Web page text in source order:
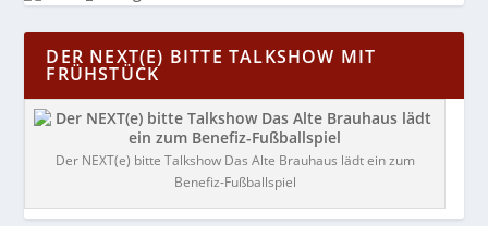
DER NEXT(E) BITTE TALKSHOW MIT
FRÜHSTÜCK
Der NEXT(e) bitte Talkshow Das Alte Brauhaus lädt ein zum
Benefiz-Fußballspiel